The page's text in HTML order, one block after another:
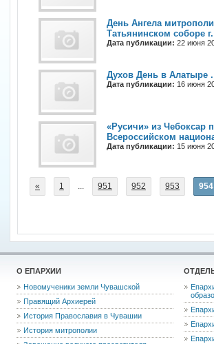
День Ангела
Татьянинском соборе
Дата публикации: 22 июня
Духов День в Алатыре .
Дата публикации: 16 июня
«Русичи» из Чебоксар
Всероссийском
Дата публикации: 15 июня
« 1 951 952 953 954
О ЕПАРХИИ
Новомученики земли Чувашской
Правящий Архиерей
История Православия в Чувашии
История митрополии